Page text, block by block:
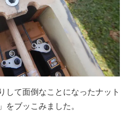
して面倒なことになったナット
ブッこみました。